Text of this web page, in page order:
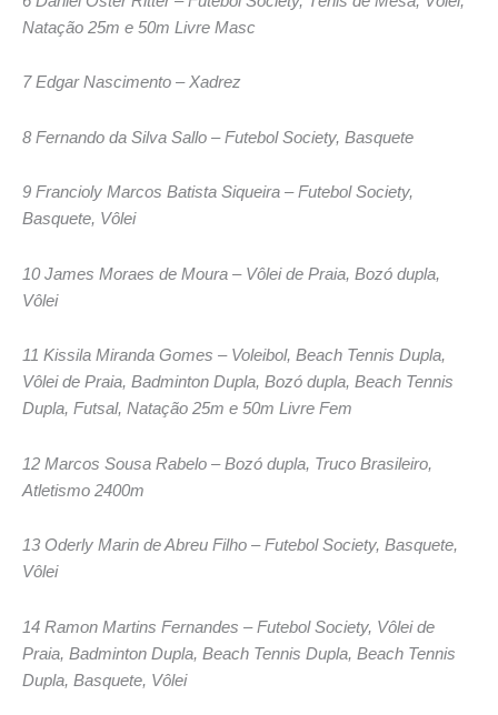
Natação 25m e 50m Livre Masc
7 Edgar Nascimento – Xadrez
8 Fernando da Silva Sallo – Futebol Society, Basquete
9 Francioly Marcos Batista Siqueira – Futebol Society,
Basquete, Vôlei
10 James Moraes de Moura – Vôlei de Praia, Bozó dupla,
Vôlei
11 Kissila Miranda Gomes – Voleibol, Beach Tennis Dupla,
Vôlei de Praia, Badminton Dupla, Bozó dupla, Beach Tennis
Dupla, Futsal, Natação 25m e 50m Livre Fem
12 Marcos Sousa Rabelo – Bozó dupla, Truco Brasileiro,
Atletismo 2400m
13 Oderly Marin de Abreu Filho – Futebol Society, Basquete,
Vôlei
14 Ramon Martins Fernandes – Futebol Society, Vôlei de
Praia, Badminton Dupla, Beach Tennis Dupla, Beach Tennis
Dupla, Basquete, Vôlei